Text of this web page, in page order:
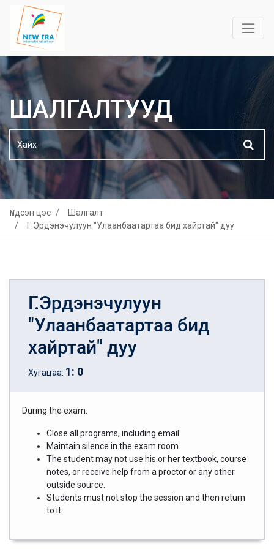
ШАЛГАЛТУУД
Үндсэн цэс
Шалгалт
Г.Эрдэнэчулуун "Улаанбаатартаа бид хайртай" дуу
Г.Эрдэнэчулуун
"Улаанбаатартаа бид
хайртай" дуу
Хугацаа: 1: 0
During the exam:
Close all programs, including email.
Maintain silence in the exam room.
The student may not use his or her textbook, course
notes, or receive help from a proctor or any other
outside source.
Students must not stop the session and then return
to it.